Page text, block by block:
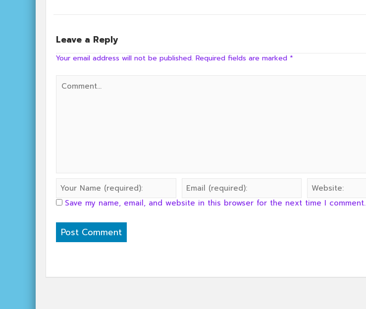
Leave a Reply
Your email address will not be published. Required fields are marked *
Save my name, email, and website in this browser for the next time I comment.